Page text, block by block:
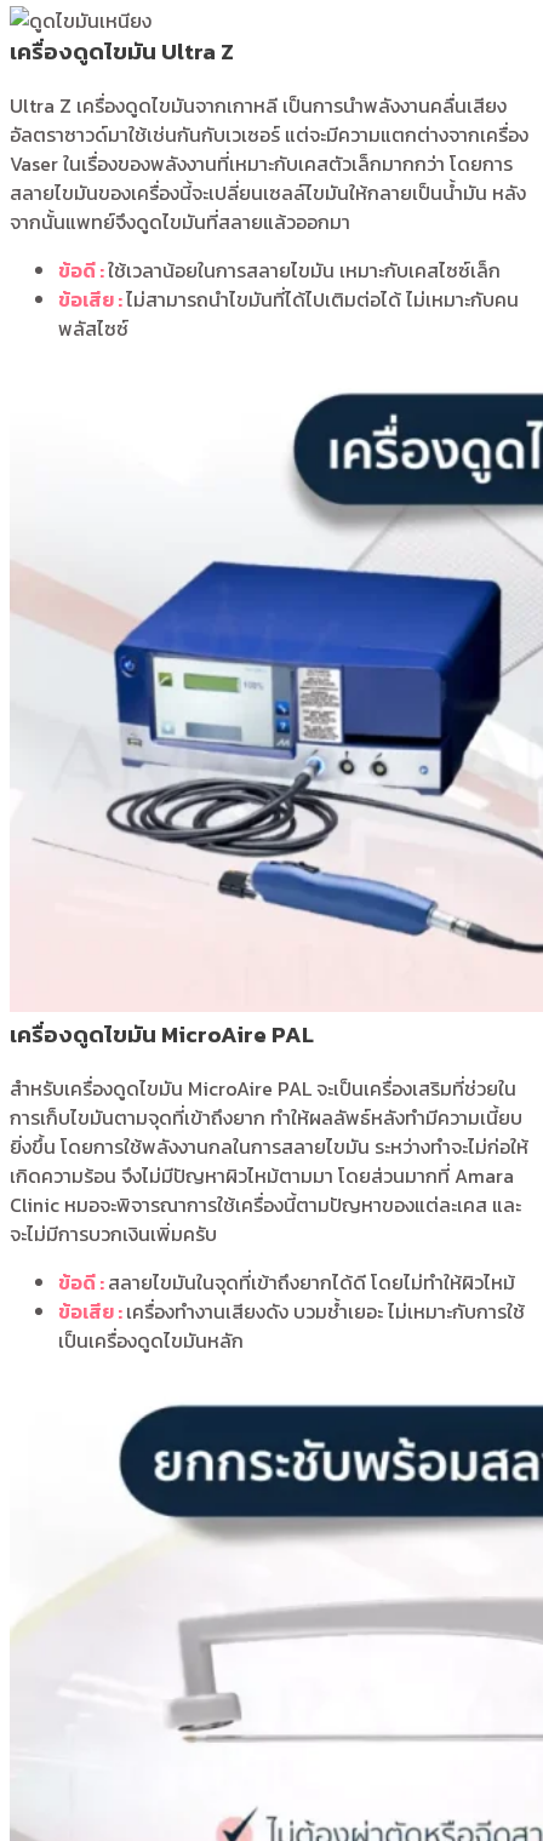
เครื่องดูดไขมัน Ultra Z
Ultra Z เครื่องดูดไขมันจากเกาหลี เป็นการนำพลังงานคลื่นเสียง
อัลตราซาวด์มาใช้เช่นกันกับเวเซอร์ แต่จะมีความแตกต่างจากเครื่อง
Vaser ในเรื่องของพลังงานที่เหมาะกับเคสตัวเล็กมากกว่า โดยการ
สลายไขมันของเครื่องนี้จะเปลี่ยนเซลล์ไขมันให้กลายเป็นน้ำมัน หลัง
จากนั้นแพทย์จึงดูดไขมันที่สลายแล้วออกมา
ข้อดี :ใช้เวลาน้อยในการสลายไขมัน เหมาะกับเคสไซซ์เล็ก
ข้อเสีย :ไม่สามารถนำไขมันที่ได้ไปเติมต่อได้ ไม่เหมาะกับคน
พลัสไซซ์
เครื่องดูดไขมัน MicroAire PAL
สำหรับเครื่องดูดไขมัน MicroAire PAL จะเป็นเครื่องเสริมที่ช่วยใน
การเก็บไขมันตามจุดที่เข้าถึงยาก ทำให้ผลลัพธ์หลังทำมีความเนี้ยบ
ยิ่งขึ้น โดยการใช้พลังงานกลในการสลายไขมัน ระหว่างทำจะไม่ก่อให้
เกิดความร้อน จึงไม่มีปัญหาผิวไหม้ตามมา โดยส่วนมากที่ Amara
Clinic หมอจะพิจารณาการใช้เครื่องนี้ตามปัญหาของแต่ละเคส และ
จะไม่มีการบวกเงินเพิ่มครับ
ข้อดี :สลายไขมันในจุดที่เข้าถึงยากได้ดี โดยไม่ทำให้ผิวไหม้
ข้อเสีย :เครื่องทำงานเสียงดัง บวมช้ำเยอะไม่เหมาะกับการใช้
เป็นเครื่องดูดไขมันหลัก